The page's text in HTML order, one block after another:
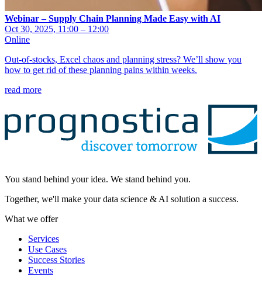
Webinar – Supply Chain Planning Made Easy with AI
Oct 30, 2025, 11:00 – 12:00
Online
Out-of-stocks, Excel chaos and planning stress? We’ll show you
how to get rid of these planning pains within weeks.
read more
You stand behind your idea. We stand behind you.
Together, we'll make your data science & AI solution a success.
What we offer
Services
Use Cases
Success Stories
Events